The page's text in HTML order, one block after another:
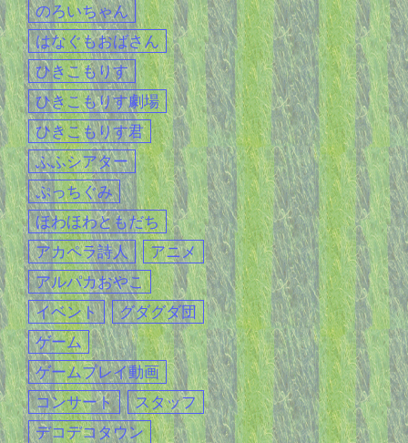
のろいちゃん
はなぐもおばさん
ひきこもりす
ひきこもりす劇場
ひきこもりす君
ふふシアター
ぷっちぐみ
ほわほわともだち
アカペラ詩人
アニメ
アルパカおやこ
イベント
グダグダ団
ゲーム
ゲームプレイ動画
コンサート
スタッフ
デコデコタウン